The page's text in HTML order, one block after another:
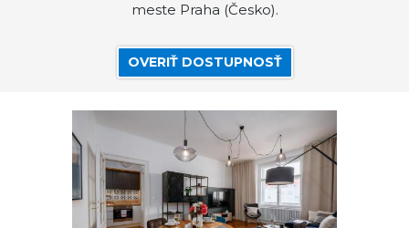
meste Praha (Česko).
OVERIŤ DOSTUPNOSŤ